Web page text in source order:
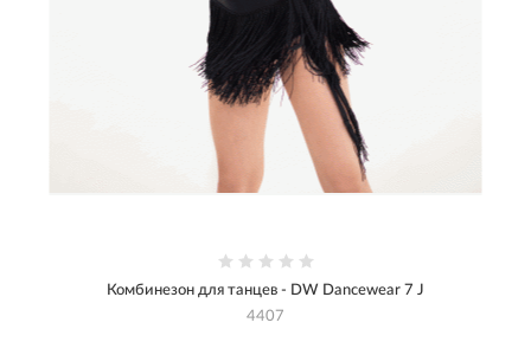
Комбинезон для танцев - DW Dancewear 7 J
4407